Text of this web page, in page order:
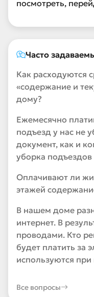
посмотреть,
Часто
Как расходуются
«содержание и
дому?
Ежемесячно
подъезд у нас не
документ, как и
уборка подъездов
Оплачивают ли
этажей
В нашем доме
интернет. В
проводами. Кто
будет платить за
используются
Все вопросы